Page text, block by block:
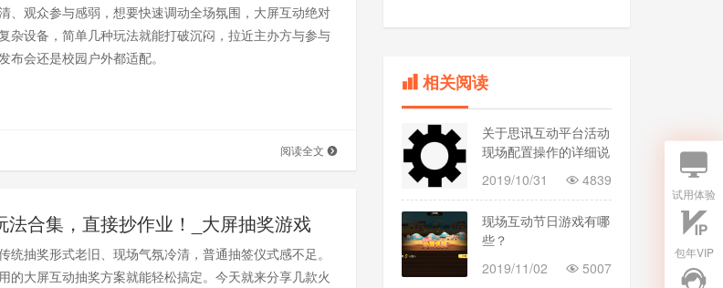
、观众参与感弱，想要快速调动全场氛围，大屏互动绝对
杂设备，简单几种玩法就能打破沉闷，拉近主办方与参与
会还是校园户外都适配。
阅读全文
法合集，直接抄作业！_大屏抽奖游戏
统抽奖形式老旧、现场气氛冷清，普通抽签仪式感不足。
的大屏互动抽奖方案就能轻松搞定。今天就来分享几款火
相关阅读
关于思讯互动平台活动
现场配置操作的详细说
2019/10/31 4839
现场互动节日游戏有哪
些？
2019/11/02
5007
试用体验
包年VIP